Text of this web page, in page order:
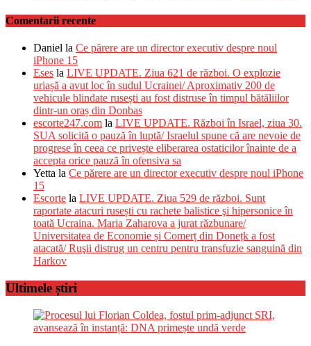
Comentarii recente
Daniel la Ce părere are un director executiv despre noul
iPhone 15
Eses la LIVE UPDATE. Ziua 621 de război. O explozie
uriașă a avut loc în sudul Ucrainei/ Aproximativ 200 de
vehicule blindate rusești au fost distruse în timpul bătăliilor
dintr-un oraș din Donbas
escorte247.com la LIVE UPDATE. Război în Israel, ziua 30.
SUA solicită o pauză în luptă/ Israelul spune că are nevoie de
progrese în ceea ce privește eliberarea ostaticilor înainte de a
accepta orice pauză în ofensiva sa
Yetta la Ce părere are un director executiv despre noul iPhone
15
Escorte la LIVE UPDATE. Ziua 529 de război. Sunt
raportate atacuri rusești cu rachete balistice şi hipersonice în
toată Ucraina. Maria Zaharova a jurat răzbunare/
Universitatea de Economie și Comerț din Donețk a fost
atacată/ Ruşii distrug un centru pentru transfuzie sanguină din
Harkov
Ultimele știri